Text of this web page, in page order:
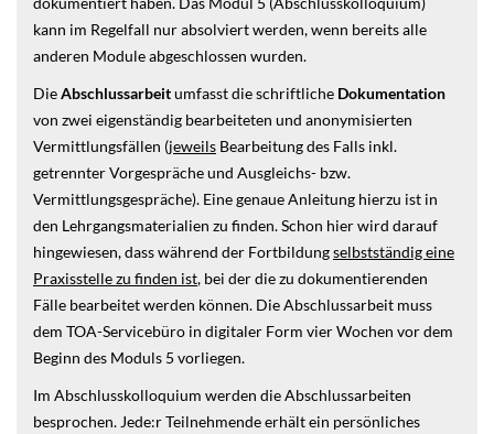
kann im Regelfall nur absolviert werden, wenn bereits alle
anderen Module abgeschlossen wurden.
DieAbschlussarbeitumfasst die schriftliche Dokumentation
von zwei eigenständig bearbeiteten und anonymisierten
Vermittlungsfällen (jeweils Bearbeitung des Falls inkl.
getrennter Vorgespräche und Ausgleichs- bzw.
Vermittlungsgespräche). Eine genaue Anleitung hierzu ist in
den Lehrgangsmaterialien zu finden. Schon hier wird darauf
hingewiesen, dass während der Fortbildungselbstständig eine
Praxisstelle zu finden ist, bei der die zu dokumentierenden
Fälle bearbeitet werden können. Die Abschlussarbeit muss
dem TOA-Servicebüro in digitaler Form vier Wochen vor dem
Beginn des Moduls 5 vorliegen.
Im Abschlusskolloquium werden die Abschlussarbeiten
besprochen. Jede:r Teilnehmende erhält ein persönliches